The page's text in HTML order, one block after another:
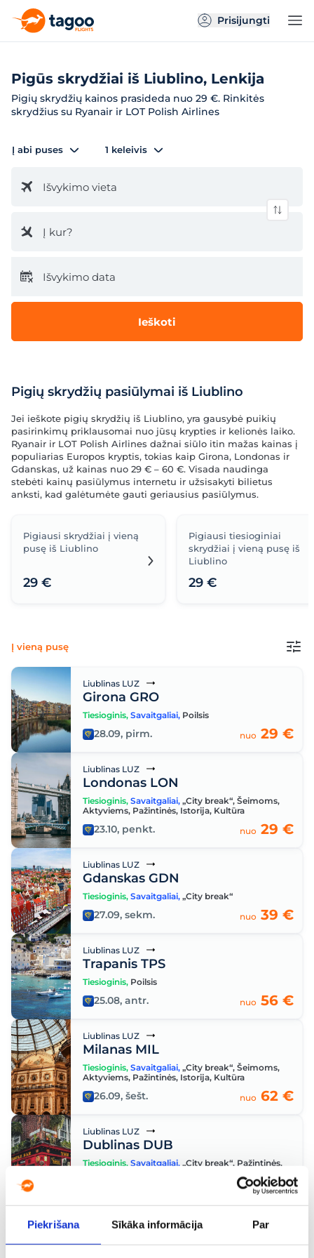
Piekrišana Sīkāka informācija Par
Prisijungti
Pigūs skrydžiai iš Liublino, Lenkija
Pigių skrydžių kainos prasideda nuo 29 €. Rinkitės
skrydžius su Ryanair ir LOT Polish Airlines
Į abi puses 1 keleivis
Išvykimo vieta
Į kur?
Išvykimo data
Ieškoti
Pigių skrydžių pasiūlymai iš Liublino
Jei ieškote pigių skrydžių iš Liublino, yra gausybė puikių
pasirinkimų priklausomai nuo jūsų krypties ir kelionės laiko.
Ryanair ir LOT Polish Airlines dažnai siūlo itin mažas kainas į
populiarias Europos kryptis, tokias kaip Girona, Londonas ir
Gdanskas, už kainas nuo 29 € – 60 €. Visada naudinga
stebėti kainų pasiūlymus internetu ir užsisakyti bilietus
anksti, kad galėtumėte gauti geriausius pasiūlymus.
Pigiausi skrydžiai į vieną
pusę iš Liublino
29 €
Pigiausi tiesioginiai
skrydžiai į vieną pusę iš
Liublino
29 €
Į vieną pusę
Liublinas LUZ
Girona GRO
Tiesioginis, Savaitgaliai, Poilsis
28.09, pirm. nuo 29 €
Liublinas LUZ
Londonas LON
Tiesioginis, Savaitgaliai, „City break“, Šeimoms,
Aktyviems, Pažintinės, Istorija, Kultūra
23.10, penkt. nuo 29 €
Liublinas LUZ
Gdanskas GDN
Tiesioginis, Savaitgaliai, „City break“
27.09, sekm. nuo 39 €
Liublinas LUZ
Trapanis TPS
Tiesioginis, Poilsis
25.08, antr. nuo 56 €
Liublinas LUZ
Milanas MIL
Tiesioginis, Savaitgaliai, „City break“, Šeimoms,
Aktyviems, Pažintinės, Istorija, Kultūra
26.09, šešt. nuo 62 €
Liublinas LUZ
Dublinas DUB
Tiesioginis, Savaitgaliai, „City break“, Pažintinės,
nuo90 €
Liublinas LUZ
Ryga RIX